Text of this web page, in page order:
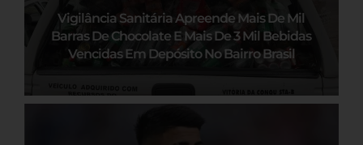
Vigilância Sanitária Apreende Mais De Mil
Barras De Chocolate E Mais De 3 Mil Bebidas
Vencidas Em Depósito No Bairro Brasil